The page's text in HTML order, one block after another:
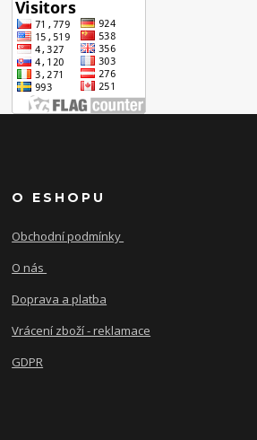
O ESHOPU
Obchodní podmínky
O nás
Doprava a platba
Vrácení zboží - reklamace
GDPR